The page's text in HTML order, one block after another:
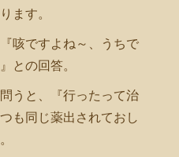
ます。
咳ですよね～、うちで
との回答。
うと、『行ったって治
も同じ薬出されておし